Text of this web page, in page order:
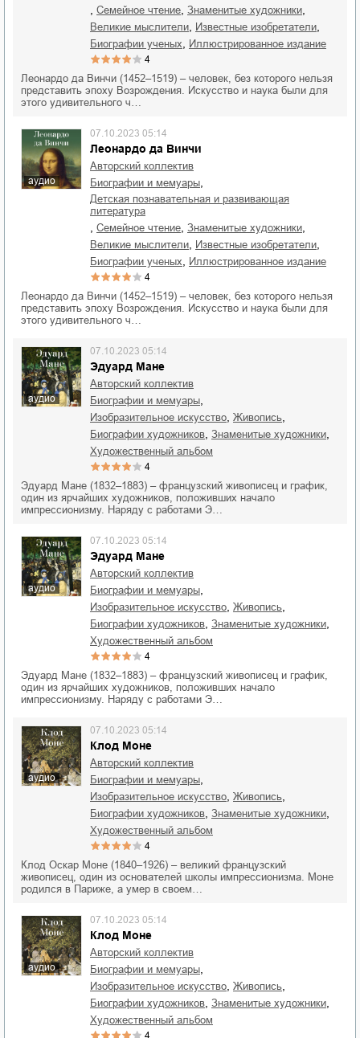
семейное чтение знаменитые художники
великие мыслители известные изобретатели
биографии ученых иллюстрированное издание
4
Леонардо да Винчи (1452–1519) – человек, без которого нельзя
представить эпоху Возрождения. Искусство и наука были для
этого удивительного ч…
аудио
Леонардо да Винчи
07.10.2023 05:14
Авторский коллектив
биографии и мемуары
детская познавательная и развивающая
литература
семейное чтение знаменитые художники
великие мыслители известные изобретатели
биографии ученых иллюстрированное издание
4
Леонардо да Винчи (1452–1519) – человек, без которого нельзя
представить эпоху Возрождения. Искусство и наука были для
этого удивительного ч…
аудио
Эдуард Мане
07.10.2023 05:14
Авторский коллектив
биографии и мемуары
изобразительное искусство живопись
биографии художников знаменитые художники
художественный альбом
4
Эдуард Мане (1832–1883) – французский живописец и график,
один из ярчайших художников, положивших начало
импрессионизму. Наряду с работами Э…
аудио
Эдуард Мане
07.10.2023 05:14
Авторский коллектив
биографии и мемуары
изобразительное искусство живопись
биографии художников знаменитые художники
художественный альбом
4
Эдуард Мане (1832–1883) – французский живописец и график,
один из ярчайших художников, положивших начало
импрессионизму. Наряду с работами Э…
аудио
Клод Моне
07.10.2023 05:14
Авторский коллектив
биографии и мемуары
изобразительное искусство живопись
биографии художников знаменитые художники
художественный альбом
4
Клод Оскар Моне (1840–1926) – великий французский
живописец, один из основателей школы импрессионизма. Моне
родился в Париже, а умер в своем…
аудио
Клод Моне
07.10.2023 05:14
Авторский коллектив
биографии и мемуары
изобразительное искусство живопись
биографии художников знаменитые художники
художественный альбом
4